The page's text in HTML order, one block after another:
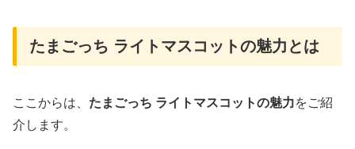
たまごっち ライトマスコットの魅力とは
ここからは、 たまごっち ライトマスコットの魅力をご紹
介します。